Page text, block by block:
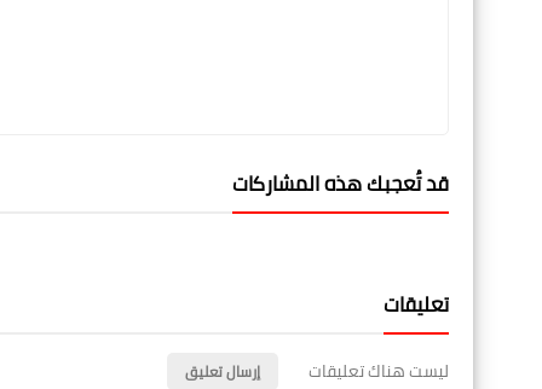
قد تُعجبك هذه المشاركات
تعليقات
ليست هناك تعليقات إرسال تعليق